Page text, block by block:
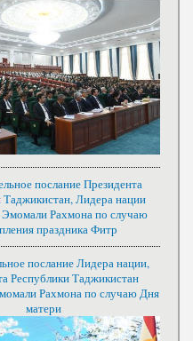
послание Президента
Таджикистан, Лидера нации
Эмомали Рахмона по случаю
праздника Фитр
послание Лидера нации,
Республики Таджикистан
Рахмона по случаю Дня
матери